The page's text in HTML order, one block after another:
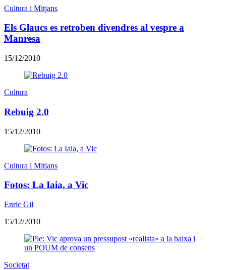
Cultura i Mitjans
Els Glaucs es retroben divendres al vespre a
Manresa
15/12/2010
Cultura
Rebuig 2.0
15/12/2010
Cultura i Mitjans
Fotos: La Iaia, a Vic
Enric Gil
15/12/2010
Societat